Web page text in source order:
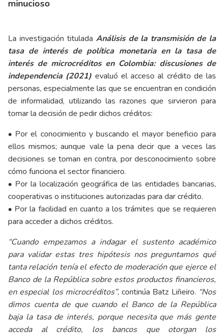
minucioso
La investigación titulada Análisis de la transmisión de la
tasa de interés de política monetaria en la tasa de
interés de microcréditos en Colombia: discusiones de
independencia (2021) evaluó el acceso al crédito de las
personas, especialmente las que se encuentran en condición
de informalidad, utilizando las razones que sirvieron para
tomar la decisión de pedir dichos créditos:
• Por el conocimiento y buscando el mayor beneficio para
ellos mismos; aunque vale la pena decir que a veces las
decisiones se toman en contra, por desconocimiento sobre
cómo funciona el sector financiero.
• Por la localización geográfica de las entidades bancarias,
cooperativas o instituciones autorizadas para dar crédito.
• Por la facilidad en cuanto a los trámites que se requieren
para acceder a dichos créditos.
“Cuando empezamos a indagar el sustento académico
para validar estas tres hipótesis nos preguntamos qué
tanta relación tenía el efecto de moderación que ejerce el
Banco de la República sobre estos productos financieros,
en especial los microcréditos”, continúa Batz Liñeiro. “Nos
dimos cuenta de que cuando el Banco de la República
baja la tasa de interés, porque necesita que más gente
acceda al crédito, los bancos que otorgan los